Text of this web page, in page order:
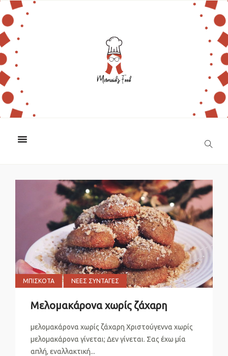
ΜΠΙΣΚΌΤΑ ΝΈΕΣ ΣΥΝΤΑΓΈΣ
Μελομακάρονα χωρίς ζάχαρη
μελομακάρονα χωρίς ζάχαρη Χριστούγεννα χωρίς
μελομακάρονα γίνεται; Δεν γίνεται. Σας έχω μία
απλή, εναλλακτική...